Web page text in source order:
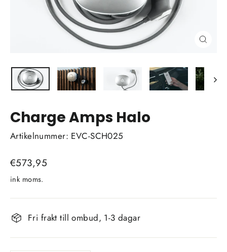
Charge Amps Halo
Artikelnummer: EVC-SCH025
Vanligt
pris
€573,95
ink moms.
Fri frakt till ombud, 1-3 dagar